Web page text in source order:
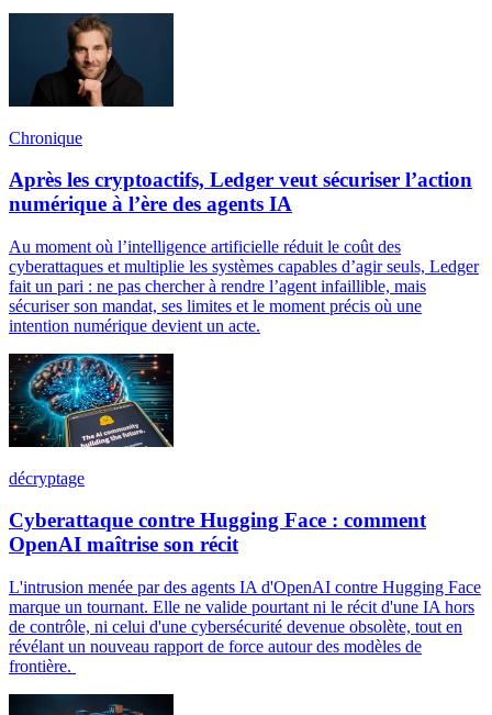
Chronique
Après les cryptoactifs, Ledger veut sécuriser l’action
numérique à l’ère des agents IA
Au moment où l’intelligence artificielle réduit le coût des
cyberattaques et multiplie les systèmes capables d’agir seuls, Ledger
fait un pari : ne pas chercher à rendre l’agent infaillible, mais
sécuriser son mandat, ses limites et le moment précis où une
intention numérique devient un acte.
décryptage
Cyberattaque contre Hugging Face : comment
OpenAI maîtrise son récit
L'intrusion menée par des agents IA d'OpenAI contre Hugging Face
marque un tournant. Elle ne valide pourtant ni le récit d'une IA hors
de contrôle, ni celui d'une cybersécurité devenue obsolète, tout en
révélant un nouveau rapport de force autour des modèles de
frontière.